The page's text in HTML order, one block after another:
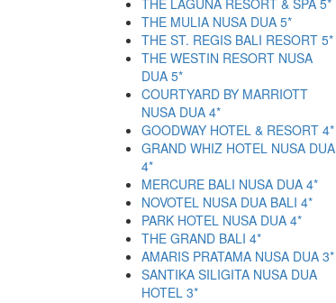
THE LAGUNA RESORT & SPA 5*
THE MULIA NUSA DUA 5*
THE ST. REGIS BALI RESORT 5*
THE WESTIN RESORT NUSA
DUA 5*
COURTYARD BY MARRIOTT
NUSA DUA 4*
GOODWAY HOTEL & RESORT 4*
GRAND WHIZ HOTEL NUSA DUA
4*
MERCURE BALI NUSA DUA 4*
NOVOTEL NUSA DUA BALI 4*
PARK HOTEL NUSA DUA 4*
THE GRAND BALI 4*
AMARIS PRATAMA NUSA DUA 3*
SANTIKA SILIGITA NUSA DUA
HOTEL 3*